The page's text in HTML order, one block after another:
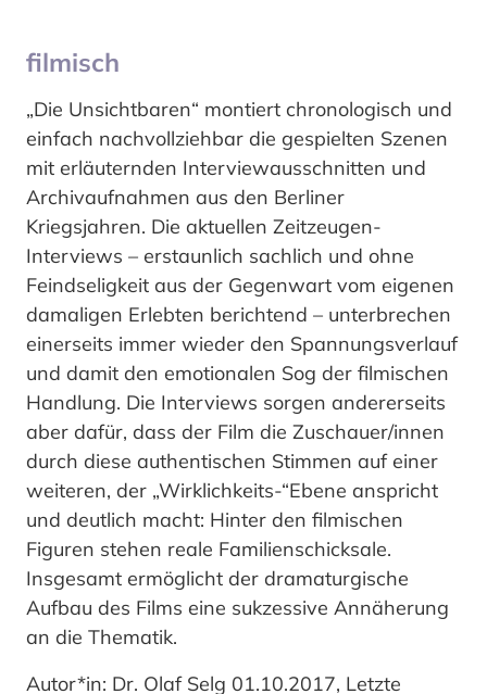
filmisch
„Die Unsichtbaren“ montiert chronologisch und
einfach nachvollziehbar die gespielten Szenen
mit erläuternden Interviewausschnitten und
Archivaufnahmen aus den Berliner
Kriegsjahren. Die aktuellen Zeitzeugen-
Interviews – erstaunlich sachlich und ohne
Feindseligkeit aus der Gegenwart vom eigenen
damaligen Erlebten berichtend – unterbrechen
einerseits immer wieder den Spannungsverlauf
und damit den emotionalen Sog der filmischen
Handlung. Die Interviews sorgen andererseits
aber dafür, dass der Film die Zuschauer/innen
durch diese authentischen Stimmen auf einer
weiteren, der „Wirklichkeits-“Ebene anspricht
und deutlich macht: Hinter den filmischen
Figuren stehen reale Familienschicksale.
Insgesamt ermöglicht der dramaturgische
Aufbau des Films eine sukzessive Annäherung
an die Thematik.
Autor*in: Dr. Olaf Selg 01.10.2017, Letzte